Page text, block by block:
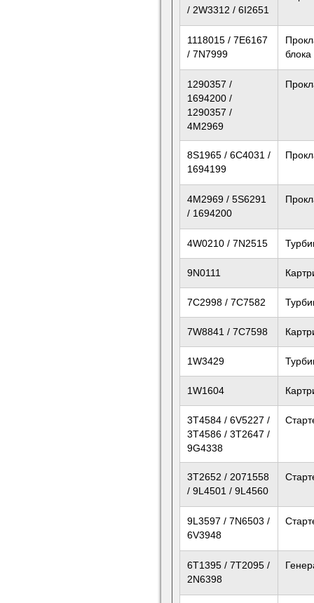
/ 2W3312 / 6I2651
1118015 / 7E6167
/ 7N7999
блока
1290357 /
1694200 /
1290357 /
4M2969
8S1965 / 6C4031 /
1694199
4M2969 / 5S6291
/ 1694200
4W0210 / 7N2515
9N0111
7C2998 / 7C7582
7W8841 / 7C7598
1W3429
1W1604
3T4584 / 6V5227 /
3T4586 / 3T2647 /
9G4338
3T2652 / 2071558
/ 9L4501 / 9L4560
9L3597 / 7N6503 /
6V3948
6T1395 / 7T2095 /
2N6398